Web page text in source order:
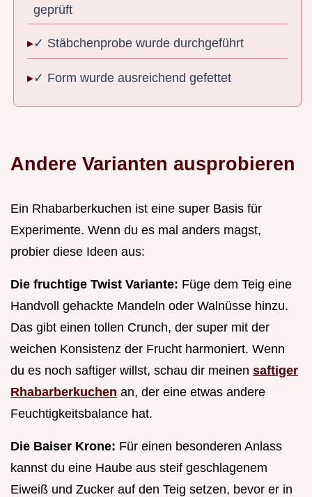
geprüft
✓ Stäbchenprobe wurde durchgeführt
✓ Form wurde ausreichend gefettet
Andere Varianten ausprobieren
Ein Rhabarberkuchen ist eine super Basis für
Experimente. Wenn du es mal anders magst,
probier diese Ideen aus:
Die fruchtige Twist Variante: Füge dem Teig eine
Handvoll gehackte Mandeln oder Walnüsse hinzu.
Das gibt einen tollen Crunch, der super mit der
weichen Konsistenz der Frucht harmoniert. Wenn
du es noch saftiger willst, schau dir meinen saftiger
Rhabarberkuchen an, der eine etwas andere
Feuchtigkeitsbalance hat.
Die Baiser Krone: Für einen besonderen Anlass
kannst du eine Haube aus steif geschlagenem
Eiweiß und Zucker auf den Teig setzen, bevor er in